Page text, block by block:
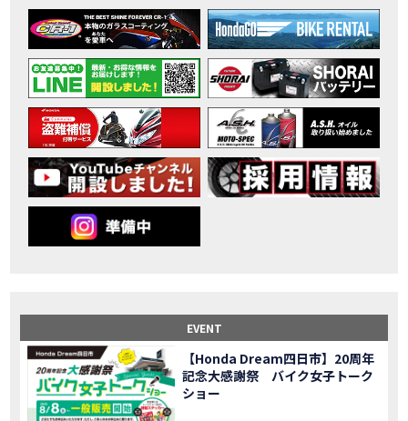
CAMPAIGN 免許取得サポートキャンペーン実施中！
EVENT ［三重県下最大級のバイクイベント］2026MIE BIKE FES開催
MOVIE 【ホンダ バイク】【バイク女子】怖くて乗れなかったあの憧れバイク、ついに乗ります！
MOVIE 【ホンダ バイク】バイクが動かなくなった…原因不明で入院します
CAMPAIGN Rebel 250 E-Clutch シリーズ 洋用品購入サポートキャンペーン
MOVIE 【ホンダ バイク】CB1000F 4台で三重県ツーリング！梅本まどかさん、MIISAさんと一日笑った【ポケふた】Honda
MOVIE 【ホンダ バイク】【GB350C S】梅本まどかさんと三重県ツーリング満喫しました！ポケふた探し第1弾【モトブログ】
MOVIE 【ホンダドリーム新春初売り特別企画】のご紹介！！
MOVIE こんなことある？！CB1000Fでツーリングイベントに参戦したのだが・・
【新車】CB1000Fで11時間ツーリングした素直なレビュー【モトブログ】Honda CB
MOVIE 【事故寸前】200kmレッカー、そしてさらなる原因が判明し、修理代が膨れ上がった結果
MOVIE 2025X-ADV 最高の旅バイクで街乗りも最適！ADVが20台でツーリングしました｜Honda ADV160
NEW BIKENEWS CB1000F販売中！！
MOVIE 【バイク女子】ごめんなさい。大切なツーリングでやらかしてしまった…
MOVIE 【バイク女子】下道444kmぶっ通しで走った結果がヤバかった
MOVIE 【バイク女子】最安！三重→東京〇〇〇円で行けちゃった
EVENT
【Honda Dream四日市】20周年
記念大感謝祭 バイク女子トーク
ショー